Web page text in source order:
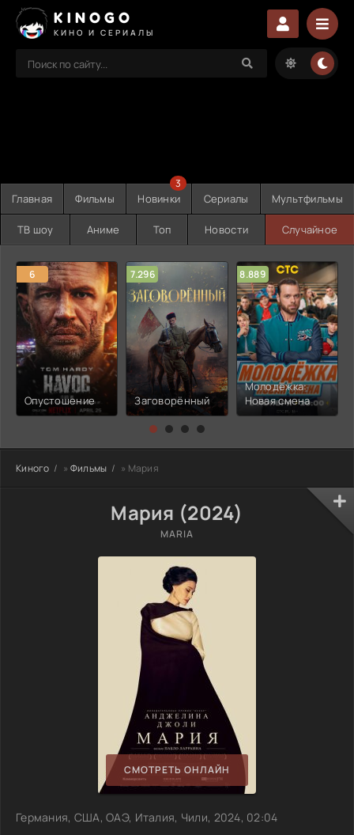
KINOGO
КИНО И СЕРИАЛЫ
Главная Фильмы Новинки
3
Сериалы Мультфильмы
ТВ шоу Аниме Топ Новости Случайное
6
Опустошение
7.296
Заговорённый
8.889
Молодёжка:
Новая смена
Киного » Фильмы » Мария
Мария (2024)
MARIA
СМОТРЕТЬ ОНЛАЙН
Германия, США, ОАЭ, Италия, Чили, 2024, 02:04